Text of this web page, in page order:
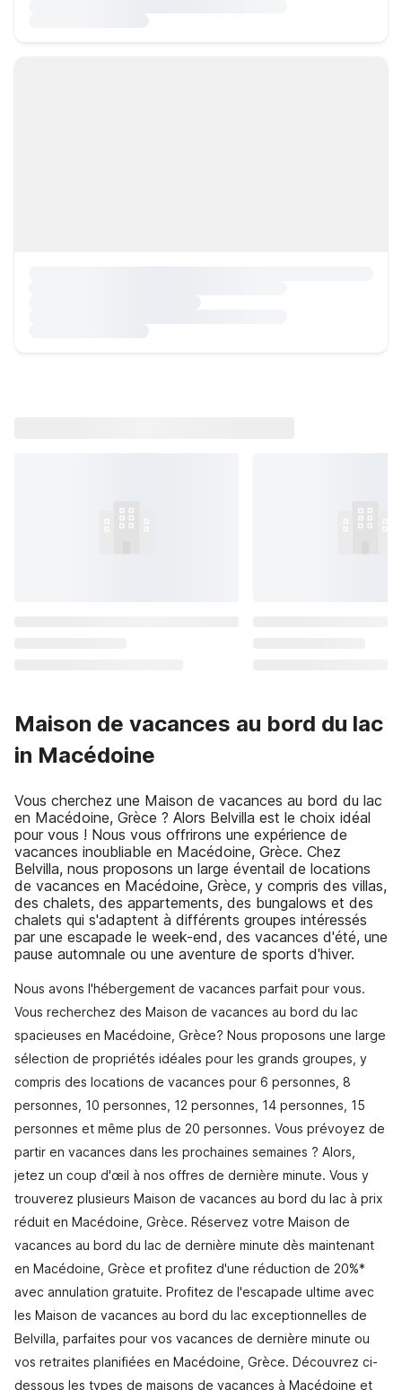
Maison de vacances au bord du lac
in Macédoine
Vous cherchez une Maison de vacances au bord du lac
en Macédoine, Grèce ? Alors Belvilla est le choix idéal
pour vous ! Nous vous offrirons une expérience de
vacances inoubliable en Macédoine, Grèce. Chez
Belvilla, nous proposons un large éventail de locations
de vacances en Macédoine, Grèce, y compris des villas,
des chalets, des appartements, des bungalows et des
chalets qui s'adaptent à différents groupes intéressés
par une escapade le week-end, des vacances d'été, une
pause automnale ou une aventure de sports d'hiver.
Nous avons l'hébergement de vacances parfait pour vous.
Vous recherchez des Maison de vacances au bord du lac
spacieuses en Macédoine, Grèce? Nous proposons une large
sélection de propriétés idéales pour les grands groupes, y
compris des locations de vacances pour 6 personnes, 8
personnes, 10 personnes, 12 personnes, 14 personnes, 15
personnes et même plus de 20 personnes. Vous prévoyez de
partir en vacances dans les prochaines semaines ? Alors,
jetez un coup d'œil à nos offres de dernière minute. Vous y
trouverez plusieurs Maison de vacances au bord du lac à prix
réduit en Macédoine, Grèce. Réservez votre Maison de
vacances au bord du lac de dernière minute dès maintenant
en Macédoine, Grèce et profitez d'une réduction de 20%*
avec annulation gratuite. Profitez de l'escapade ultime avec
les Maison de vacances au bord du lac exceptionnelles de
Belvilla, parfaites pour vos vacances de dernière minute ou
vos retraites planifiées en Macédoine, Grèce. Découvrez ci-
dessous les types de maisons de vacances à Macédoine et